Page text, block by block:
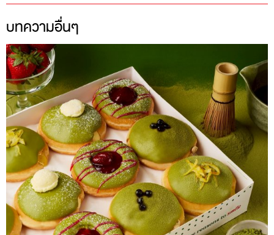
บทความอื่นๆ